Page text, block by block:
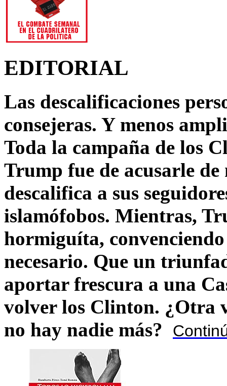
EDITORIAL
Las descalificaciones
consejeras. Y menos
Toda la campaña de los
Trump fue de acusarle
descalifica a sus
islamófobos. Mientras,
hormiguíta,
necesario. Que un
aportar frescura a una
volver los Clinton. ¿Otra
no hay nadie más?